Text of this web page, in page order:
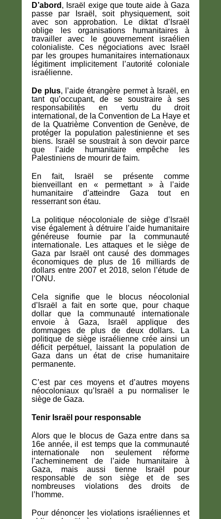
D’abord , Israël exige que toute aide à Gaza
passe par Israël, soit physiquement, soit
avec son approbation. Le diktat d’Israël
oblige les organisations humanitaires à
travailler avec le gouvernement israélien
colonialiste. Ces négociations avec Israël
par les groupes humanitaires internationaux
légitiment implicitement l’autorité coloniale
israélienne.
De plus, l’aide étrangère permet à Israël, en
tant qu’occupant, de se soustraire à ses
responsabilités en vertu du droit
international, de la Convention de La Haye et
de la Quatrième Convention de Genève, de
protéger la population palestinienne et ses
biens. Israël se soustrait à son devoir parce
que l’aide humanitaire empêche les
Palestiniens de mourir de faim.
En fait, Israël se présente comme
bienveillant en « permettant » à l’aide
humanitaire d’atteindre Gaza tout en
resserrant son étau.
La politique néocoloniale de siège d’Israël
vise également à détruire l’aide humanitaire
généreuse fournie par la communauté
internationale. Les attaques et le siège de
Gaza par Israël ont causé des dommages
économiques de plus de 16 milliards de
dollars entre 2007 et 2018, selon l’étude de
l’ONU.
Cela signifie que le blocus néocolonial
d’Israël a fait en sorte que, pour chaque
dollar que la communauté internationale
envoie à Gaza, Israël applique des
dommages de plus de deux dollars. La
politique de siège israélienne crée ainsi un
déficit perpétuel, laissant la population de
Gaza dans un état de crise humanitaire
permanente.
C’est par ces moyens et d’autres moyens
néocoloniaux qu’Israël a pu normaliser le
siège de Gaza.
Tenir Israël pour responsable
Alors que le blocus de Gaza entre dans sa
16e année, il est temps que la communauté
internationale non seulement réforme
l’acheminement de l’aide humanitaire à
Gaza, mais aussi tienne Israël pour
responsable de son siège et de ses
nombreuses violations des droits de
l’homme.
Pour dénoncer les violations israéliennes et